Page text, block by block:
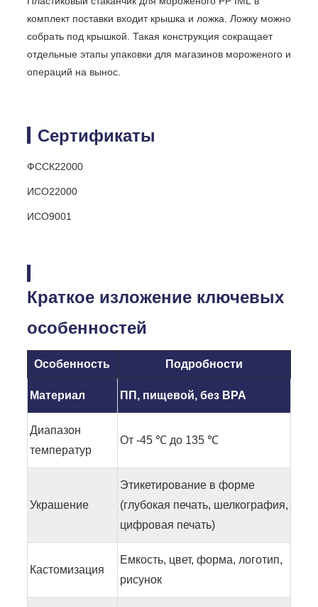
комплект поставки входит крышка и ложка. Ложку можно
собрать под крышкой. Такая конструкция сокращает
отдельные этапы упаковки для магазинов мороженого и
операций на вынос.
Сертификаты
ФССК22000
ИСО22000
ИСО9001
Краткое изложение ключевых
особенностей
Особенность Подробности
Материал ПП, пищевой, без BPA
Диапазон
температур
От -45 ℃ до 135 ℃
Украшение
Этикетирование в форме
(глубокая печать, шелкография,
цифровая печать)
Кастомизация
Емкость, цвет, форма, логотип,
рисунок